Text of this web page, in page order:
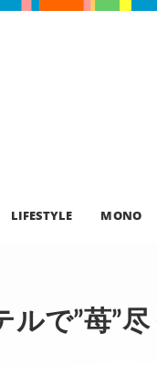
LIFESTYLE MONO
で”苺”